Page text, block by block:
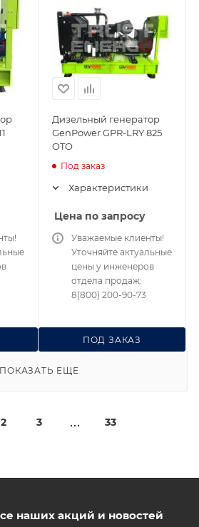
Дизельный генератор
GenPower GPR-LRY 825
OTO
Под заказ
Характеристики
Цена по запросу
ПОД ЗАКАЗ
Уважаемые клиенты!
Уточняйте актуальные
цены у инженеров
отдела продаж:
8(800) 200-90-73
ПОКАЗАТЬ ЕЩЕ
2 3 33
наших акций и новостей